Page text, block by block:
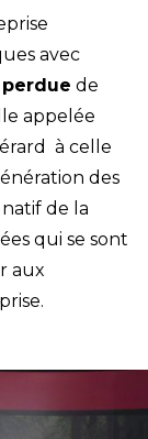
avec
perdue de
appelée
à celle
des
de la
qui se sont
aux